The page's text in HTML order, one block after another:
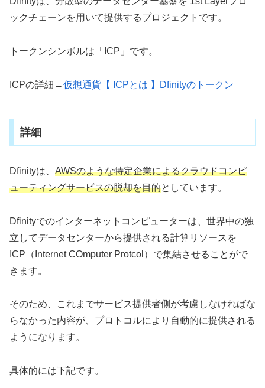
ックチェーンを用いて提供するプロジェクトです。
トークンシンボルは「ICP」です。
ICPの詳細→仮想通貨【 ICPとは 】Dfinityのトークン
詳細
Dfinityは、 AWSのような特定企業によるクラウドコンピ
ューティングサービスの脱却を目的としています。
Dfinityでのインターネットコンピューターは、世界中の独
立してデータセンターから提供される計算リソースを
ICP（Internet COmputer Protcol）で集結させることがで
きます。
そのため、これまでサービス提供者側が考慮しなければな
らなかった内容が、プロトコルにより自動的に提供される
ようになります。
具体的には下記です。